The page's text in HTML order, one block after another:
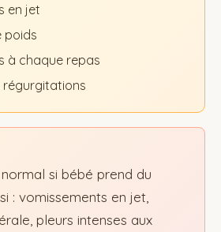
en jet
poids
à chaque repas
régurgitations
si bébé prend du
: vomissements en jet,
pleurs intenses aux